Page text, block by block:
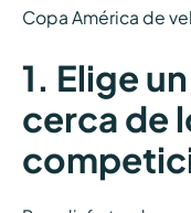
Copa América de
1. Elige
cerca de